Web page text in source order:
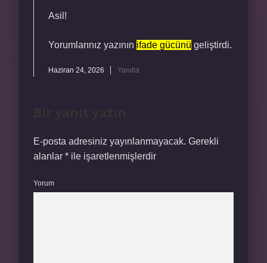
Asil!
Yorumlarınız yazının ifade gücünü geliştirdi.
Haziran 24, 2026 Yanıtla
E-posta adresiniz yayınlanmayacak. Gerekli
alanlar * ile işaretlenmişlerdir
Yorum